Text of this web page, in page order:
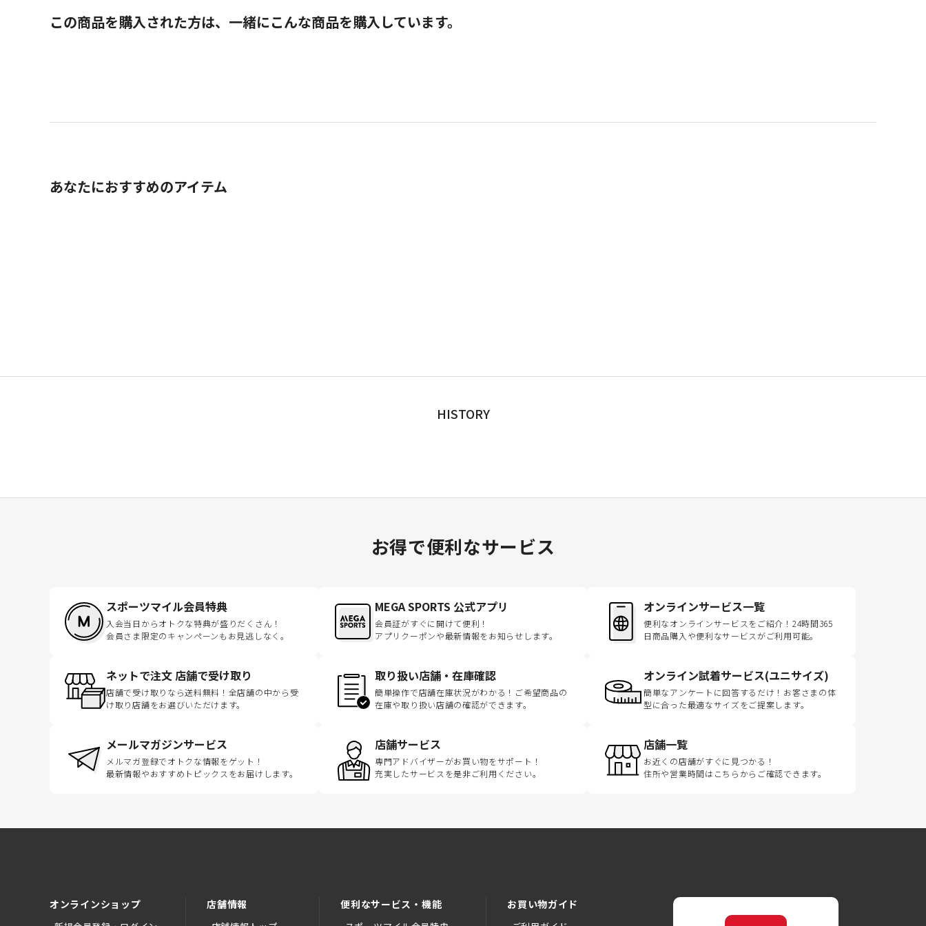
この商品を購入された方は、一緒にこんな商品を購入しています。
あなたにおすすめのアイテム
HISTORY
お得で便利なサービス
スポーツマイル会員特典
入会当日からオトクな特典が盛りだくさん！
会員さま限定のキャンペーンもお見逃しなく。
MEGA SPORTS 公式アプリ
会員証がすぐに開けて便利！
アプリクーポンや最新情報をお知らせします。
オンラインサービス一覧
便利なオンラインサービスをご紹介！24時間365
日商品購入や便利なサービスがご利用可能。
ネットで注文 店舗で受け取り
店舗で受け取りなら送料無料！全店舗の中から受
け取り店舗をお選びいただけます。
取り扱い店舗・在庫確認
簡単操作で店舗在庫状況がわかる！ご希望商品の
在庫や取り扱い店舗の確認ができます。
オンライン試着サービス(ユニサイズ)
簡単なアンケートに回答するだけ！お客さまの体
型に合った最適なサイズをご提案します。
メールマガジンサービス
メルマガ登録でオトクな情報をゲット！
最新情報やおすすめトピックスをお届けします。
店舗サービス
専門アドバイザーがお買い物をサポート！
充実したサービスを是非ご利用ください。
店舗一覧
お近くの店舗がすぐに見つかる！
住所や営業時間はこちらからご確認できます。
オンラインショップ 店舗情報 便利なサービス・機能 お買い物ガイド